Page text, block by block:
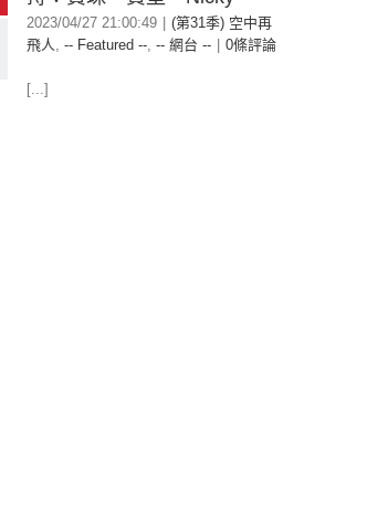
2023/04/27 21:00:49
(第31季) 空中再
飛人, -- Featured --, -- 網台 -- 0條評論
[...]